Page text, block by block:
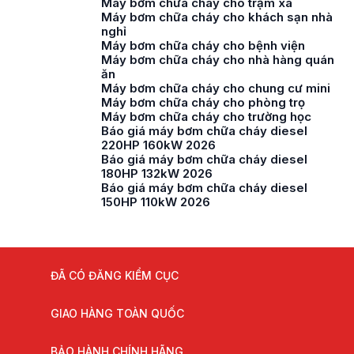
Máy bơm chữa cháy cho khách sạn nhà
nghỉ
Máy bơm chữa cháy cho bệnh viện
Máy bơm chữa cháy cho nhà hàng quán
ăn
Máy bơm chữa cháy cho chung cư mini
Máy bơm chữa cháy cho phòng trọ
Máy bơm chữa cháy cho trường học
Báo giá máy bơm chữa cháy diesel
220HP 160kW 2026
Báo giá máy bơm chữa cháy diesel
180HP 132kW 2026
Báo giá máy bơm chữa cháy diesel
150HP 110kW 2026
ĐÃ CÓ ĐĂNG KIỂM CỤC
GIAO HÀNG TOÀN QUỐC
BẢO HÀNH CHÍNH HÃNG